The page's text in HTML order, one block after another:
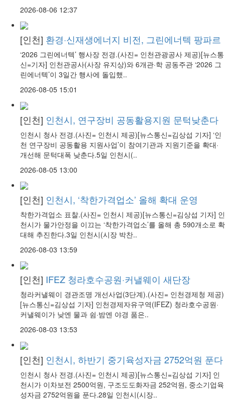
2026-08-06 12:37
[인천] 환경·신재생에너지 비전, 그린에너텍 팡파르
‘2026 그린에너텍’ 행사장 전경.(사진= 인천관광공사 제공)[뉴스통
신=기자] 인천관공사(사장 유지상)와 6개관·학 공동주관 ‘2026 그
린에너텍’이 3일간 행사에 돌입했..
2026-08-05 15:01
[인천] 인천시, 연구장비 공동활용지원 문턱낮춘다
인천시 청사 전경.(사진= 인천시 제공)[뉴스통신=김상섭 기자] ‘인
천 연구장비 공동활용 지원사업’이 참여기관과 지원기준을 확대·
개선해 문턱대폭 낮춘다.5일 인천시(..
2026-08-05 13:00
[인천] 인천시, ‘착한가격업소’ 올해 확대 운영
착한가격업소 표찰.(사진= 인천시 제공)[뉴스통신=김상섭 기자] 인
천시가 물가안정을 이끄는 ‘착한가격업소’를 올해 총 590개소로 확
대해 추진한다.3일 인천시(시장 박찬..
2026-08-03 13:59
[인천] IFEZ 청라호수공원·커낼웨이 새단장
청라커낼웨이 경관조명 개선사업(3단계).(사진= 인천경제청 제공)
[뉴스통신=김상섭 기자] 인천경제자유구역(IFEZ) 청라호수공원·
커낼웨이가 낮엔 물과 쉼·밤엔 야경 품은..
2026-08-03 13:53
[인천] 인천시, 하반기 중기육성자금 2752억원 푼다
인천시 청사 전경.(사진= 인천시 제공)[뉴스통신=김상섭 기자] 인
천시가 이차보전 2500억원, 구조도도화자금 252억원, 중소기업육
성자금 2752억원을 푼다.28일 인천시(시장..